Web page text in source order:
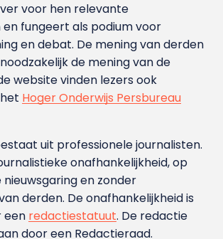
voor hen relevante
fungeert als podium voor
en debat. De mening van derden
de mening van de
website vinden lezers ook
Hoger Onderwijs Persbureau
uit professionele journalisten.
onafhankelijkheid, op
nieuwsgaring en zonder
derden. De onafhankelijkheid is
een redactiestatuut. De redactie
door een Redactieraad.